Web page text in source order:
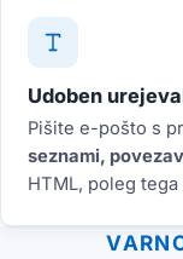
Udoben
Pišite e-pošto s
seznami,
HTML, poleg